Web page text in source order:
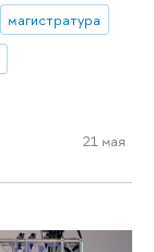
магистратура
21 мая